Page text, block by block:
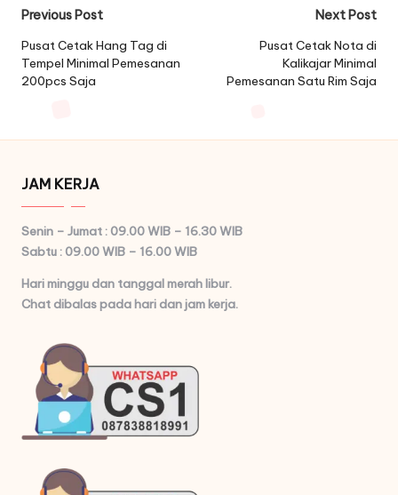
Post
navigation
Previous Post
Pusat Cetak Hang Tag di
Tempel Minimal Pemesanan
200pcs Saja
Next Post
Pusat Cetak Nota di
Kalikajar Minimal
Pemesanan Satu Rim Saja
JAM KERJA
Senin – Jumat : 09.00 WIB – 16.30 WIB
Sabtu : 09.00 WIB – 16.00 WIB
Hari minggu dan tanggal merah libur.
Chat dibalas pada hari dan jam kerja.